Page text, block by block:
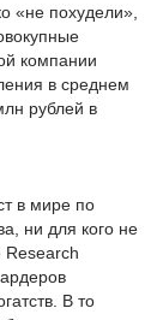
«не похудели»,
компании
в среднем
рублей в
в мире по
ни для кого не
Research
В то